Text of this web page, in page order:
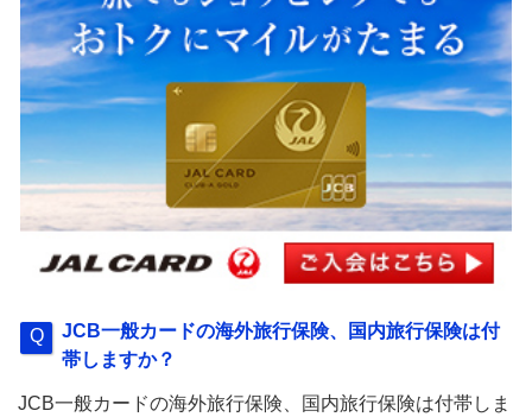
JCB一般カードの海外旅行保険、国内旅行保険は付
帯しますか？
JCB一般カードの海外旅行保険、国内旅行保険は付帯しま